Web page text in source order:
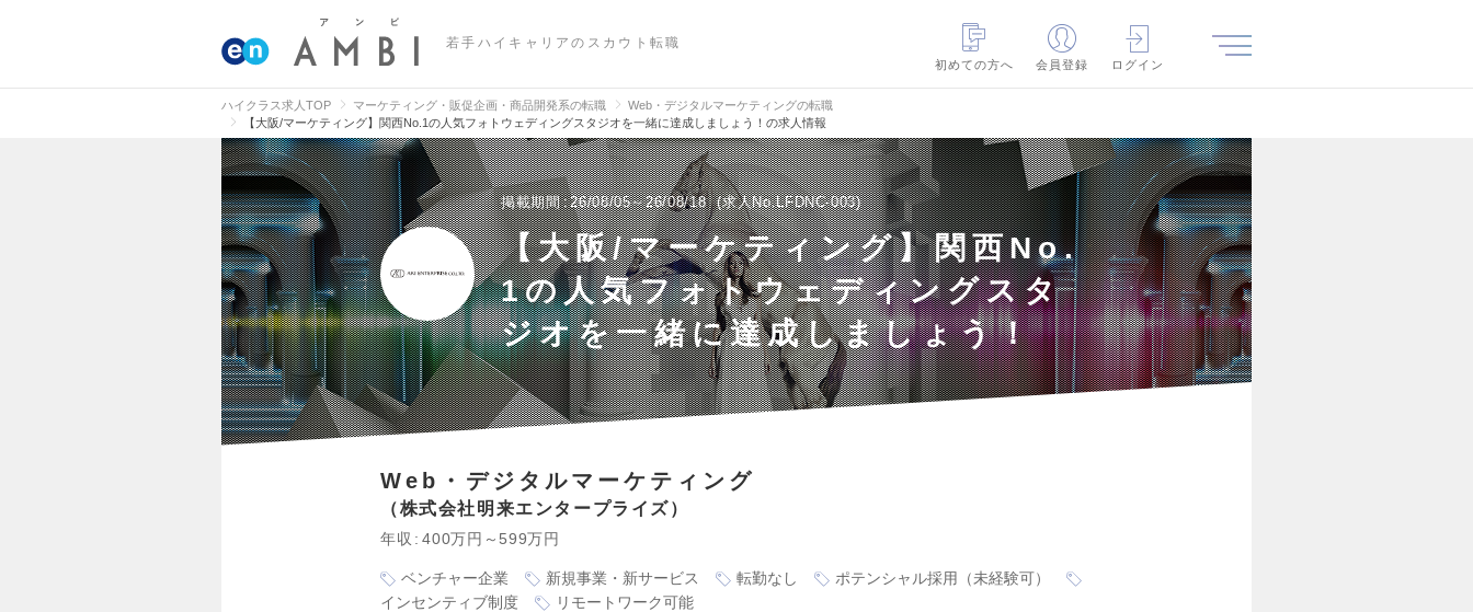
若手ハイキャリアのスカウト転職
初めての方へ
会員登録 ログイン
ハイクラス求人TOP マーケティング・販促企画・商品開発系の転職
Web・デジタルマーケティングの転職
【大阪/マーケティング】関西No.1の人気フォトウェディングスタジオを一緒に達成しましょう！の求人情報
掲載期間 26/08/05～26/08/18 求人No.LFDNC-003
【大阪/マーケティング】関西No.
1の人気フォトウェディングスタ
ジオを一緒に達成しましょう！
Web・デジタルマーケティング
株式会社明来エンタープライズ
年収 400万円～599万円
ベンチャー企業 新規事業・新サービス 転勤なし
ポテンシャル採用（未経験可）
インセンティブ制度
リモートワーク可能